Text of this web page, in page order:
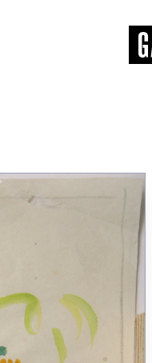
DIDATTICA
SHOP
GLI AUTORI
MOSTRE
EVENTI
PALAZZO DELLE MUSE